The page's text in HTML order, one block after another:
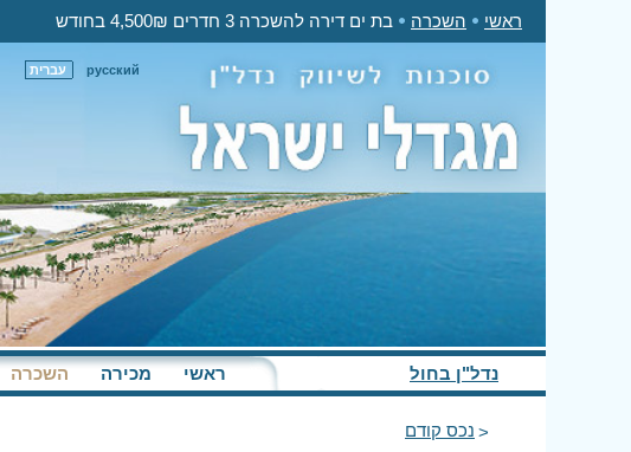
ראשי השכרה בת ים דירה להשכרה 3 חדרים 4,500₪ בחודש
עברית русский
נדל"ן בחול ראשי מכירה השכרה
נכס קודם